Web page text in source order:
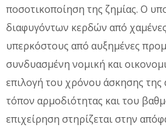
ποσοτικοποίηση της ζημίας. Ο
διαφυγόντων κερδών από
υπερκόστους από αυξημένες
συνδυασμένη νομική και
επιλογή του χρόνου άσκησης της
τόπον αρμοδιότητας και του
επιχείρηση στηρίζεται στην